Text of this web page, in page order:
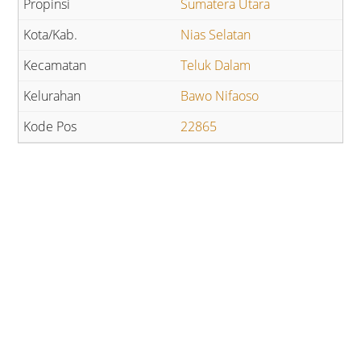
Sumatera Utara
Nias Selatan
Teluk Dalam
Bawo Nifaoso
22865